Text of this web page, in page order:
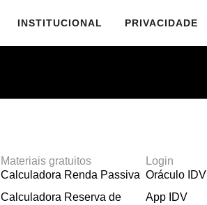
INSTITUCIONAL PRIVACIDADE
Materiais gratuitos
Calculadora Renda Passiva
Calculadora Reserva de
Login
Oráculo IDV
App IDV